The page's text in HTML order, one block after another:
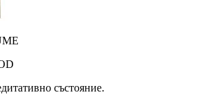
състояние.